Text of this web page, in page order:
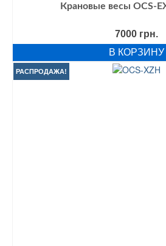
Крановые весы OCS-
7000 грн.
В КОРЗИНУ
РАСПРОДАЖА!